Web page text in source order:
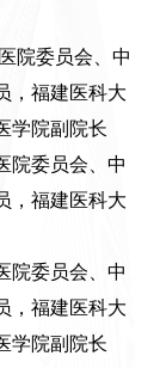
院委员会、中
，福建医科大
学院副院长
院委员会、中
，福建医科大
院委员会、中
，福建医科大
学院副院长